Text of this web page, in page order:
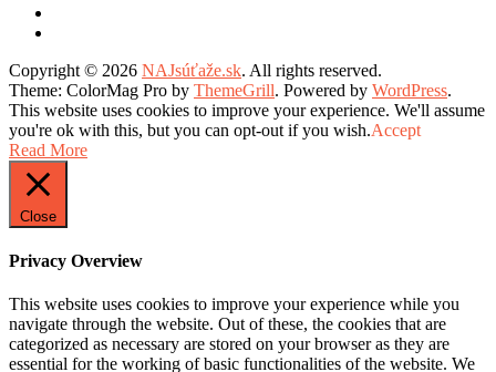
Copyright © 2026 NAJsúťaže.sk. All rights reserved.
Theme: ColorMag Pro by ThemeGrill. Powered by WordPress.
This website uses cookies to improve your experience. We'll assume
you're ok with this, but you can opt-out if you wish.Accept
Read More
Close
Privacy Overview
This website uses cookies to improve your experience while you
navigate through the website. Out of these, the cookies that are
categorized as necessary are stored on your browser as they are
essential for the working of basic functionalities of the website. We